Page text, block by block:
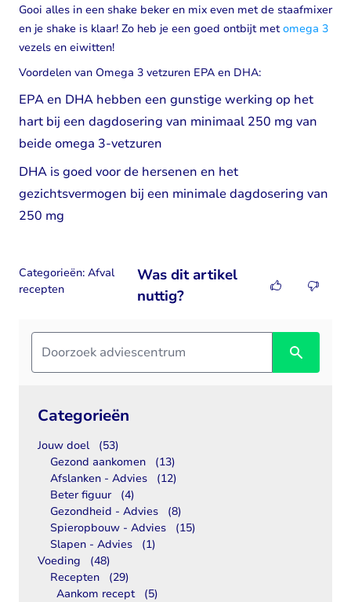
Categorieën
Jouw doel
(53)
Gezond aankomen
(13)
Afslanken - Advies
(12)
Beter figuur
(4)
Gezondheid - Advies
(8)
Spieropbouw - Advies
(15)
Slapen - Advies
(1)
Voeding
(48)
Recepten
(29)
Aankom recept
(5)
Gooi alles in een shake beker en mix even met de staafmixer
en je shake is klaar! Zo heb je een goed ontbijt metomega 3
vezels en eiwitten!
Voordelen van Omega 3 vetzuren EPA en DHA:
EPA en DHA hebben een gunstige werking op het
hart bij een dagdosering van minimaal 250 mg van
beide omega 3-vetzuren
DHA is goed voor de hersenen en het
gezichtsvermogen bij een minimale dagdosering van
250 mg
Categorieën: Afval
recepten
Was dit artikel
nuttig?